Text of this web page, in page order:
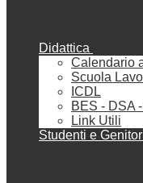
Didattica
Calendario
Scuola
ICDL
BES - DSA
Link Utili
Studenti e